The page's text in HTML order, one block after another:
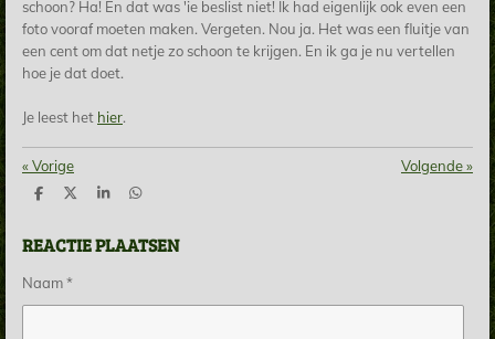
schoon? Ha! En dat was 'ie beslist niet! Ik had eigenlijk ook even een
foto vooraf moeten maken. Vergeten. Nou ja. Het was een fluitje van
een cent om dat netje zo schoon te krijgen. En ik ga je nu vertellen
hoe je dat doet.
Je leest het hier.
«Vorige Volgende»
D
e
n
D
l
S
r
e
D
e
n
REACTIE PLAATSEN
Naam *